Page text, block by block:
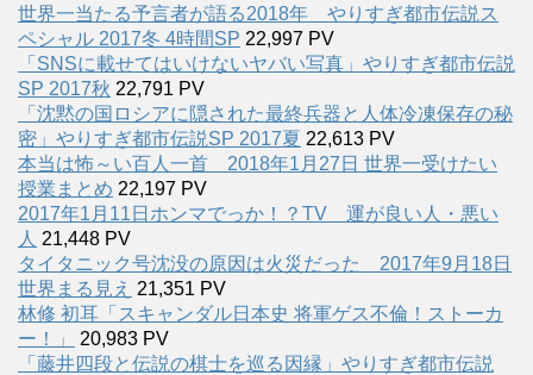
世界一当たる予言者が語る2018年 やりすぎ都市伝説ス
ペシャル 2017冬 4時間SP 22,997 PV
「SNSに載せてはいけないヤバい写真」やりすぎ都市伝説
SP 2017秋 22,791 PV
「沈黙の国ロシアに隠された最終兵器と人体冷凍保存の秘
密」やりすぎ都市伝説SP 2017夏 22,613 PV
本当は怖～い百人一首 2018年1月27日 世界一受けたい
授業まとめ 22,197 PV
2017年1月11日ホンマでっか！？TV 運が良い人・悪い
人 21,448 PV
タイタニック号沈没の原因は火災だった 2017年9月18日
世界まる見え 21,351 PV
林修 初耳「スキャンダル日本史 将軍ゲス不倫！ストーカ
ー！」
20,983 PV
「藤井四段と伝説の棋士を巡る因縁」やりすぎ都市伝説